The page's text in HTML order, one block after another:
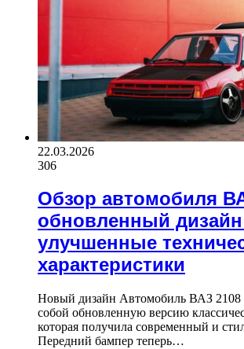
22.03.2026
306
Обзор автомобиля
обновленный
улучшенные
характеристики
Новый дизайн Автомобиль ВАЗ 2108
собой обновленную версию
которая получила современный и
Передний бампер теперь…